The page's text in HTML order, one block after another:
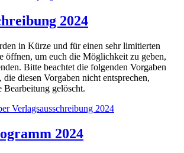
2024
in Kürze und für einen sehr limitierten
öffnen, um euch die Möglichkeit zu geben,
Bitte beachtet die folgenden Vorgaben
die diesen Vorgaben nicht entsprechen,
Bearbeitung gelöscht.
Verlagsausschreibung 2024
2024